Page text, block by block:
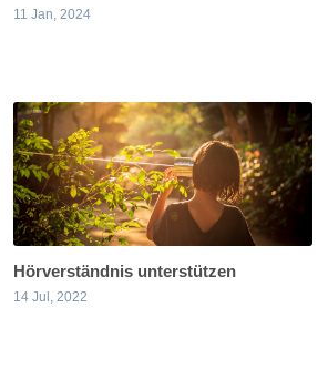
11 Jan, 2024
Hörverständnis unterstützen
14 Jul, 2022